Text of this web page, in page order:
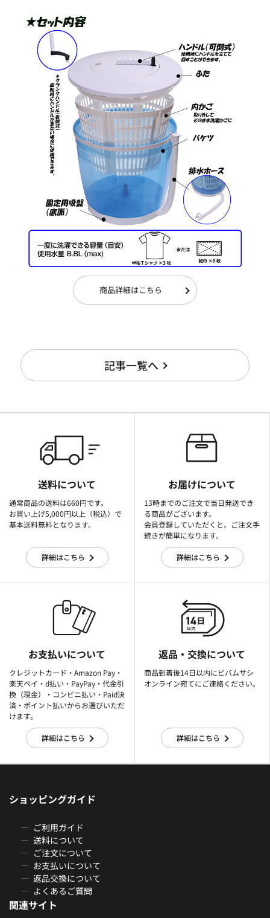
商品詳細はこちら
記事一覧へ
送料について
通常商品の送料は660円です。
お買い上げ5,000円以上（税込）で
基本送料無料となります。
詳細はこちら
お届けについて
13時までのご注文で当日発送でき
る商品がございます。
会員登録していただくと、ご注文手
続きが簡単になります。
詳細はこちら
お支払いについて
クレジットカード・Amazon Pay・
楽天ぺイ・d払い・PayPay・代金引
換（現金）・コンビニ払い・Paid決
済・ポイント払いからお選びいただ
けます。
詳細はこちら
返品・交換について
商品到着後14日以内にビバムサシ
オンライン宛てにご連絡ください。
詳細はこちら
ショッピングガイド
ご利用ガイド
送料について
ご注文について
お支払いについて
返品交換について
よくあるご質問
関連サイト